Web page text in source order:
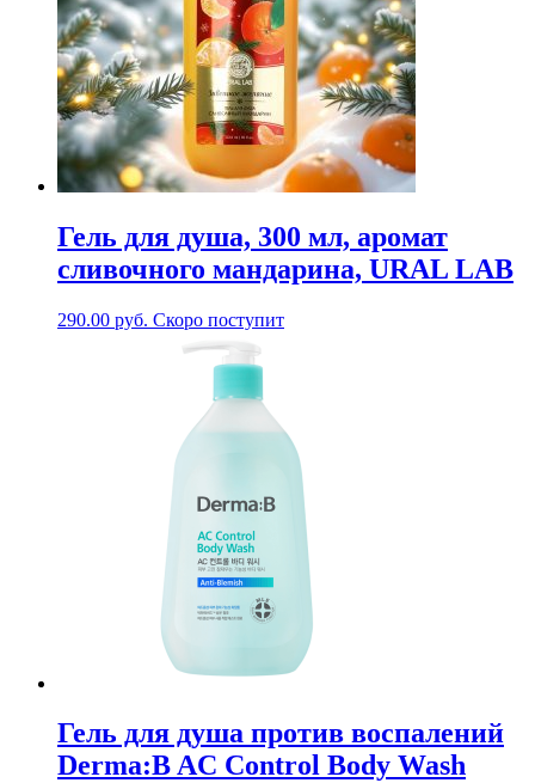
Гель для душа, 300 мл, аромат
сливочного мандарина, URAL LAB
290.00 руб. Скоро поступит
Гель для душа против воспалений
Derma:B AC Control Body Wash